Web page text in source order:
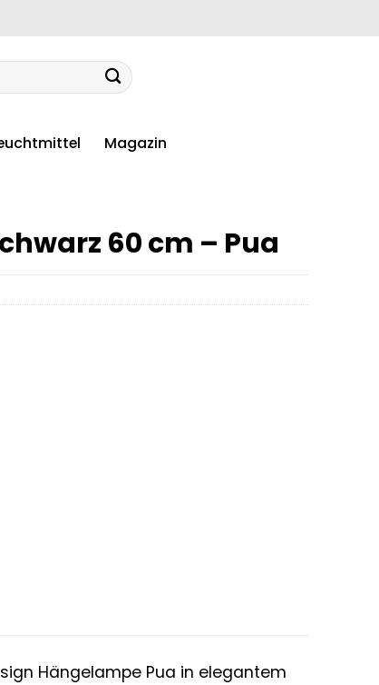
Magazin
60 cm – Pua
Hängelampe Pua in elegantem